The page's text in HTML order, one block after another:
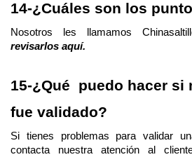
14-¿Cuáles son los
revisarlos aquí.
15-¿Qué  puedo hacer
fue validado?
Si tienes problemas para validar
contacta nuestra atención al